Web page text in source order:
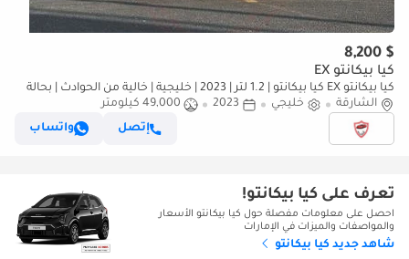
$ 8,200
كيا بيكانتو EX
كيا بيكانتو EX كيا بيكانتو | 1.2 لتر | 2023 | خليجية | خالية من الحوادث | بحالة
ممتازة | 504 درهم
الشارقة خليجي 2023
49,000 كيلومتر
إتصل
واتساب
تعرف على كيا بيكانتو!
احصل على معلومات مفصلة حول كيا بيكانتو الأسعار
والمواصفات والميزات في الإمارات
شاهد جديد كيا بيكانتو